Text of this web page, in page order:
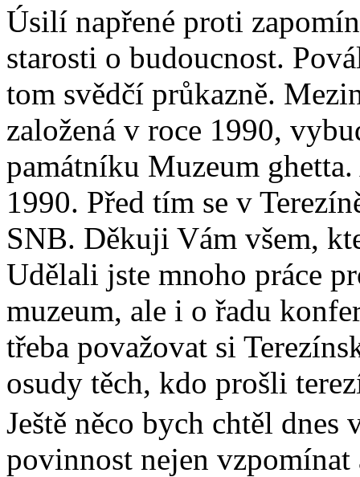
Úsilí napřené proti
starosti o budoucnost.
tom svědčí průkazně.
založená v roce 1990,
památníku Muzeum
1990. Před tím se v
SNB. Děkuji Vám všem,
Udělali jste mnoho práce
muzeum, ale i o řadu
třeba považovat si
osudy těch, kdo prošli
Ještě něco bych chtěl dnes
povinnost nejen